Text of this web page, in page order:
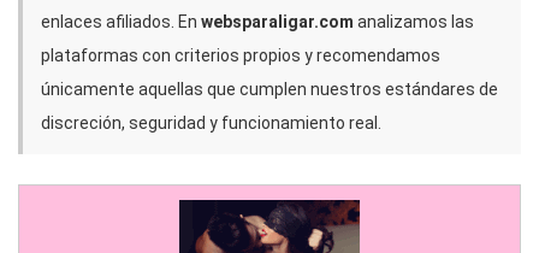
enlaces afiliados. En websparaligar.com analizamos las
plataformas con criterios propios y recomendamos
únicamente aquellas que cumplen nuestros estándares de
discreción, seguridad y funcionamiento real.